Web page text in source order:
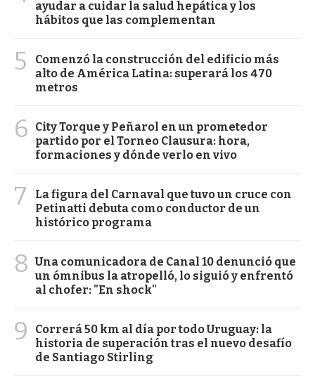
ayudar a cuidar la salud hepática y los
hábitos que las complementan
5
Comenzó la construcción del edificio más
alto de América Latina: superará los 470
metros
6
City Torque y Peñarol en un prometedor
partido por el Torneo Clausura: hora,
formaciones y dónde verlo en vivo
7
La figura del Carnaval que tuvo un cruce con
Petinatti debuta como conductor de un
histórico programa
8 Una comunicadora de Canal 10 denunció que
un ómnibus la atropelló, lo siguió y enfrentó
al chofer: "En shock"
9
Correrá 50 km al día por todo Uruguay: la
historia de superación tras el nuevo desafío
de Santiago Stirling